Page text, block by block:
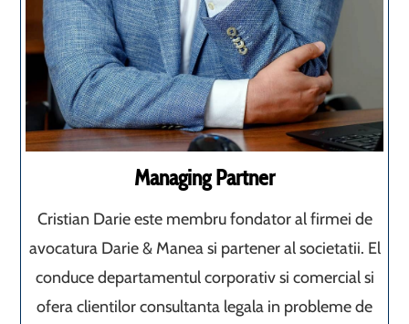
Managing Partner
Cristian Darie este membru fondator al firmei de
avocatura Darie & Manea si partener al societatii. El
conduce departamentul corporativ si comercial si
ofera clientilor consultanta legala in probleme de